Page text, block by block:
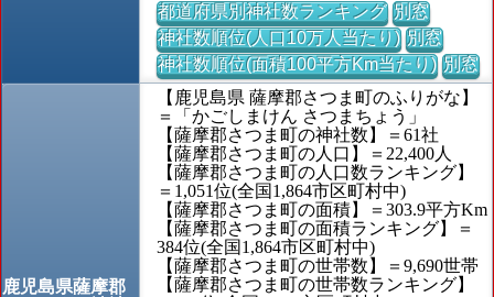
都道府県別神社数ランキング 別窓
神社数順位(人口10万人当たり) 別窓
神社数順位(面積100平方Km当たり) 別窓
鹿児島県薩摩郡
【鹿児島県 薩摩郡さつま町のふりがな】
＝「かごしまけん さつまちょう」
【薩摩郡さつま町の神社数】＝61社
【薩摩郡さつま町の人口】＝22,400人
【薩摩郡さつま町の人口数ランキング】
＝1,051位(全国1,864市区町村中)
【薩摩郡さつま町の面積】＝303.9平方Km
【薩摩郡さつま町の面積ランキング】＝
384位(全国1,864市区町村中)
【薩摩郡さつま町の世帯数】＝9,690世帯
【薩摩郡さつま町の世帯数ランキング】